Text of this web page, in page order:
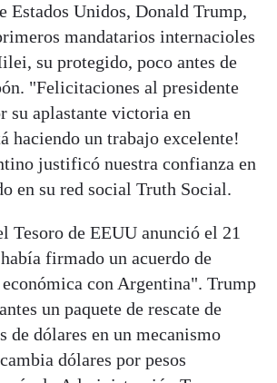
Estados Unidos, Donald Trump,
mandatarios internacioles
su protegido, poco antes de
"Felicitaciones al presidente
su aplastante victoria en
haciendo un trabajo excelente!
justificó nuestra confianza en
en su red social Truth Social.
Tesoro de EEUU anunció el 21
firmado un acuerdo de
con Argentina". Trump
un paquete de rescate de
de dólares en un mecanismo
dólares por pesos